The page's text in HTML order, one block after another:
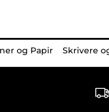
og Papir Skrivere